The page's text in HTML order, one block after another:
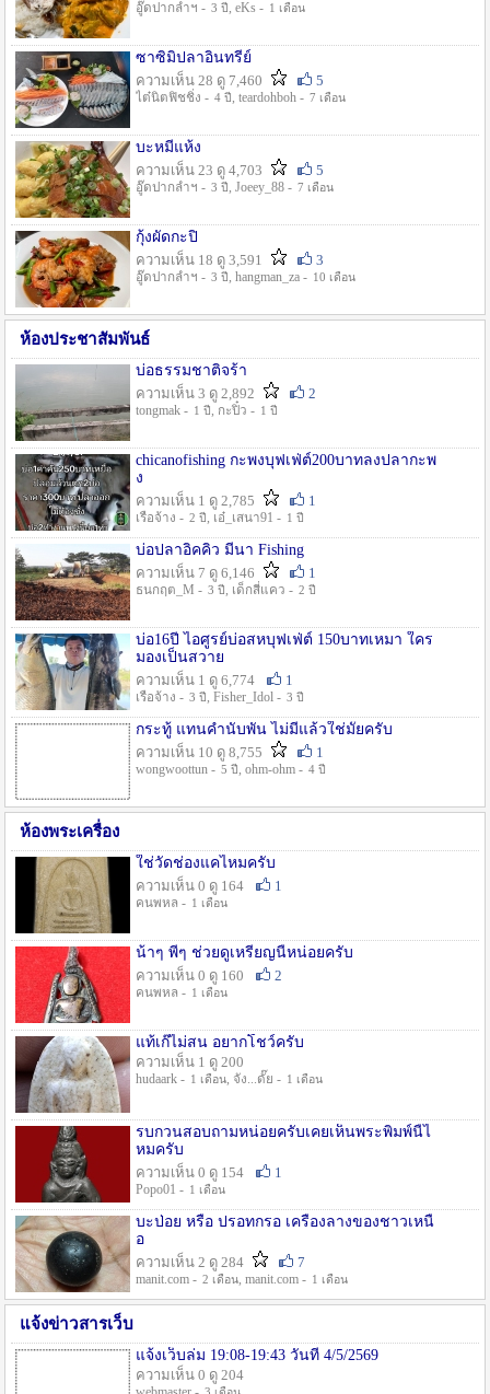
อู๊ดปากลำฯ - 3 ปี , eKs - 1 เดือน
ซาซิมิปลาอินทรีย์
ความเห็น 28 ดู 7,460
5
ไต๋นิตฟิชชิ่ง - 4 ปี , teardohboh - 7 เดือน
บะหมี่แห้ง
ความเห็น 23 ดู 4,703
5
อู๊ดปากลำฯ - 3 ปี , Joeey_88 - 7 เดือน
กุ้งผัดกะปิ
ความเห็น 18 ดู 3,591
3
อู๊ดปากลำฯ - 3 ปี , hangman_za - 10 เดือน
ห้องประชาสัมพันธ์
บ่อธรรมชาติจร้า
ความเห็น 3 ดู 2,892
2
tongmak - 1 ปี , กะปิ๋ว - 1 ปี
chicanofishing กะพงบุฟเฟ่ต์200บาทลงปลากะพ
ง
ความเห็น 1 ดู 2,785
1
เรือจ้าง - 2 ปี , เอ๋_เสนา91 - 1 ปี
บ่อปลาอิคคิว มีนา Fishing
ความเห็น 7 ดู 6,146
1
ธนกฤต_M - 3 ปี , เด็กสี่แคว - 2 ปี
บ่อ16ปี ไอศูรย์บ่อสหบุฟเฟ่ต์ 150บาทเหมา ใคร
มองเป็นสวาย
ความเห็น 1 ดู 6,774
1
เรือจ้าง - 3 ปี , Fisher_Idol - 3 ปี
กระทู้ แทนคำนับพัน ไม่มีแล้วใช่มั๊ยครับ
ความเห็น 10 ดู 8,755
1
wongwoottun - 5 ปี , ohm-ohm - 4 ปี
ห้องพระเครื่อง
ใช่วัดช่องแคไหมครับ
ความเห็น 0 ดู 164
1
คนพหล - 1 เดือน
น้าๆ พี่ๆ ช่วยดูเหรียญนี้หน่อยครับ
ความเห็น 0 ดู 160
2
คนพหล - 1 เดือน
แท้เก๊ไม่สน อยากโชว์ครับ
ความเห็น 1 ดู 200
hudaark - 1 เดือน, จัง...ดั๊ย - 1 เดือน
รบกวนสอบถามหน่อยครับเคยเห็นพระพิมพ์นี้ไ
หมครับ
ความเห็น 0 ดู 154
1
Popo01 - 1 เดือน
บะป่อย หรือ ปรอทกรอ เครื่องลางของชาวเหนื
อ
ความเห็น 2 ดู 284
7
manit.com - 2 เดือน, manit.com - 1 เดือน
แจ้งข่าวสารเว็บ
แจ้งเว็บล่ม 19:08-19:43 วันที่ 4/5/2569
ความเห็น 0 ดู 204